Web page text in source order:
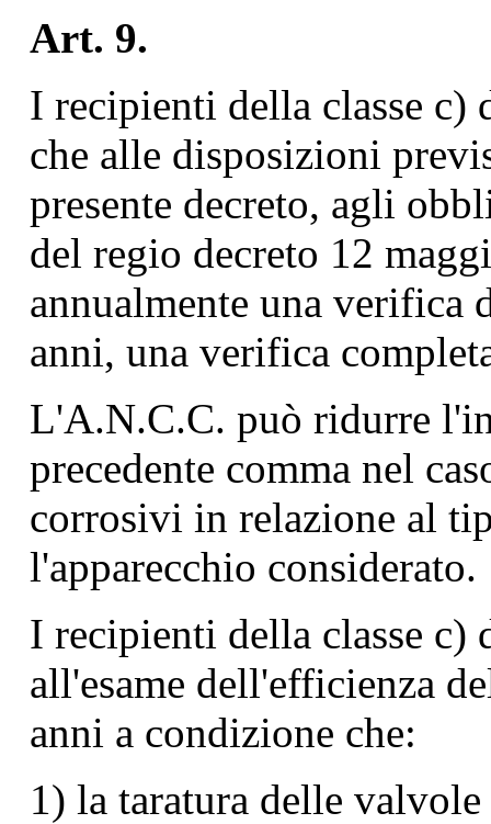
Art. 9.
I recipienti della classe
che alle disposizioni
presente decreto, agli
del regio decreto 12
annualmente una verifica
anni, una verifica
L'A.N.C.C. può ridurre
precedente comma nel
corrosivi in relazione al
l'apparecchio considerato.
I recipienti della classe c)
all'esame dell'efficienza
anni a condizione che:
1) la taratura delle